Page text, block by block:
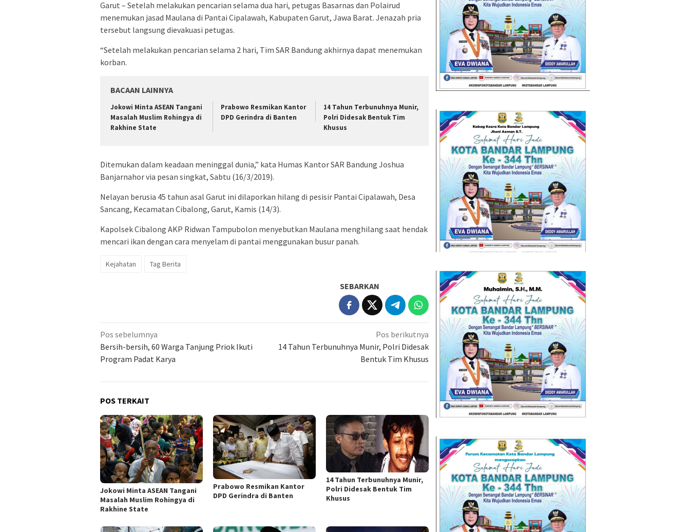
Garut – Setelah melakukan pencarian selama dua hari, petugas Basarnas dan Polairud
menemukan jasad Maulana di Pantai Cipalawah, Kabupaten Garut, Jawa Barat. Jenazah pria
tersebut langsung dievakuasi petugas.
“Setelah melakukan pencarian selama 2 hari, Tim SAR Bandung akhirnya dapat menemukan
korban.
BACAAN LAINNYA
Jokowi Minta ASEAN Tangani
Masalah Muslim Rohingya di
Rakhine State
Prabowo Resmikan Kantor
DPD Gerindra di Banten
14 Tahun Terbunuhnya Munir,
Polri Didesak Bentuk Tim
Khusus
Ditemukan dalam keadaan meninggal dunia,” kata Humas Kantor SAR Bandung Joshua
Banjarnahor via pesan singkat, Sabtu (16/3/2019).
Nelayan berusia 45 tahun asal Garut ini dilaporkan hilang di pesisir Pantai Cipalawah, Desa
Sancang, Kecamatan Cibalong, Garut, Kamis (14/3).
Kapolsek Cibalong AKP Ridwan Tampubolon menyebutkan Maulana menghilang saat hendak
mencari ikan dengan cara menyelam di pantai menggunakan busur panah.
Kejahatan Tag Berita
SEBARKAN
Navigasi
pos
Pos sebelumnya
Bersih-bersih, 60 Warga Tanjung Priok Ikuti
Program Padat Karya
Pos berikutnya
14 Tahun Terbunuhnya Munir, Polri Didesak
Bentuk Tim Khusus
POS TERKAIT
Jokowi Minta ASEAN Tangani
Masalah Muslim Rohingya di
Rakhine State
Prabowo Resmikan Kantor
DPD Gerindra di Banten
14 Tahun Terbunuhnya Munir,
Polri Didesak Bentuk Tim
Khusus